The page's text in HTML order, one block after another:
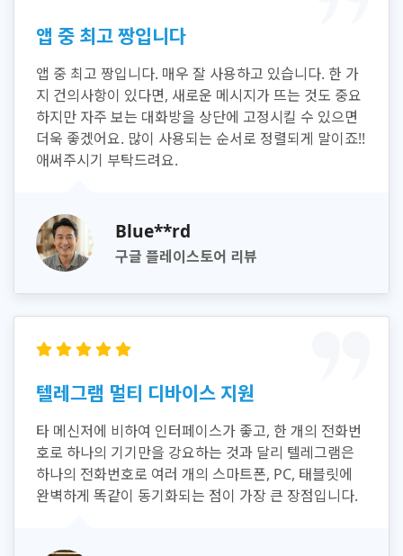
앱 중 최고 짱입니다
앱 중 최고 짱입니다. 매우 잘 사용하고 있습니다. 한 가
지 건의사항이 있다면, 새로운 메시지가 뜨는 것도 중요
하지만 자주 보는 대화방을 상단에 고정시킬 수 있으면
더욱 좋겠어요. 많이 사용되는 순서로 정렬되게 말이죠!!
애써주시기 부탁드려요.
Blue**rd
구글 플레이스토어 리뷰
텔레그램 멀티 디바이스 지원
타 메신저에 비하여 인터페이스가 좋고, 한 개의 전화번
호로 하나의 기기만을 강요하는 것과 달리 텔레그램은
하나의 전화번호로 여러 개의 스마트폰, PC, 태블릿에
완벽하게 똑같이 동기화되는 점이 가장 큰 장점입니다.